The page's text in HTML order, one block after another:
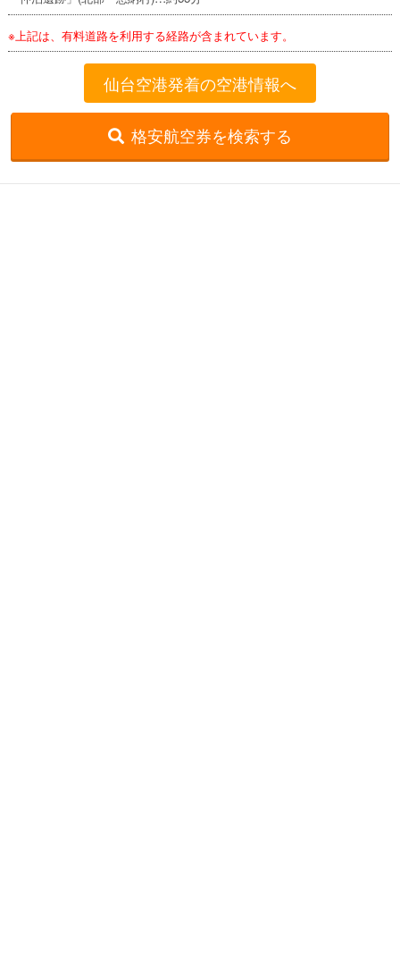
※上記は、有料道路を利用する経路が含まれています。
仙台空港発着の空港情報へ
格安航空券を検索する